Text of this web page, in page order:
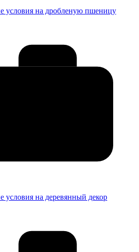
условия на дробленую пшеницу
условия на деревянный декор